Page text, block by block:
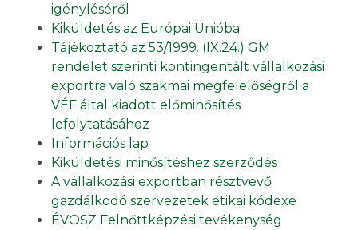
igényléséről
Kiküldetés az Európai Unióba
Tájékoztató az 53/1999. (IX.24.) GM
rendelet szerinti kontingentált vállalkozási
exportra való szakmai megfelelőségről a
VÉF által kiadott előminősítés
lefolytatásához
Információs lap
Kiküldetési minősítéshez szerződés
A vállalkozási exportban résztvevő
gazdálkodó szervezetek etikai kódexe
ÉVOSZ Felnőttképzési tevékenység